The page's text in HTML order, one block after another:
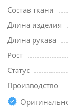
Состав ткани
Длина изделия
Длина рукава
Рост
Статус
Производство